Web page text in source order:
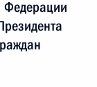
Федерации